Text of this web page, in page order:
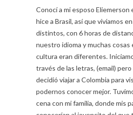
Conocí a mi esposo Eliemerson
hice a Brasil, así que vivíamos
distintos, con 6 horas de
nuestro idioma y muchas cosas
cultura eran diferentes.
través de las letras, (email) pero
decidió viajar a Colombia para
podernos conocer mejor.
cena con mi familia, donde mis